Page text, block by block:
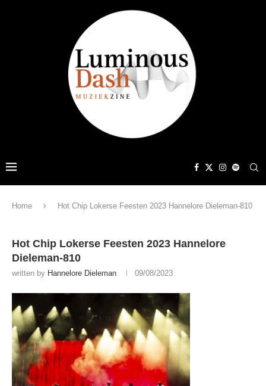
Home Hot Chip Lokerse Feesten 2023 Hannelore Dieleman-810
Hot Chip Lokerse Feesten 2023 Hannelore
Dieleman-810
written by Hannelore Dieleman 09/08/2023